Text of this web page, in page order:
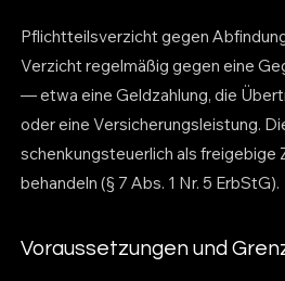
Pflichtteilsverzicht gegen
Verzicht regelmäßig gegen eine
— etwa eine Geldzahlung, die
oder eine Versicherungsleistung.
schenkungsteuerlich als freigebige
behandeln (§ 7 Abs. 1 Nr. 5 ErbStG).
Voraussetzungen und